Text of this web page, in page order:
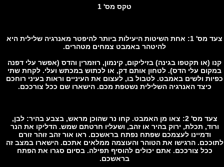
טקס מס' 1
צעד מס' 1: אחת השיטות היעילות ביותר להיפטר מאנרגיה שלילית היא
להיטהר באמבט צמחים מטהרים.
(או תקטפו בגינה) בזיליקום, קינמון, רוזמרין והדס (אפשר עלי דפנה
עלי הדס). לטחון אותם דק, או לכתוש במכתש ועלי. לקחת שתי
ולשים באמבט. לטבול בו, לעצום את העיניים וראות בעיני רוחכם
כיצד האנרגיה השלילית נשטפת מכם. הישארו שם ככל צורככם.
צעד מס' 2: צאו מן האמבט. קחו נר שהוכן מראש, בצבע בהיר: לבן,
תכלת, ירוק בהיר או זהב, ושעליו חרטתם שמש. הדליקו את הנר
ודמיינו לעצמכם שפתח נפתח בראשכם. ראו אור זהב זוהר זורם
הרגישו את הטוהר והעוצמה ממלאים אתכם. הישארו במצב זה
ככל צורככם. אתם יכולים להוסיף תפילה. בסיום סגרו את הפתח
בראשכם.